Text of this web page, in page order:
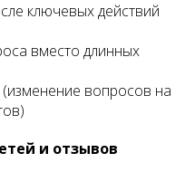
ключевых действий
вместо длинных
(изменение вопросов на
и отзывов